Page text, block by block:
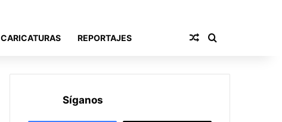
CARICATURAS REPORTAJES Publicación al
Síganos